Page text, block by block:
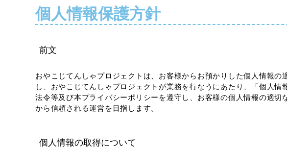
個人情報保護方針
前文
おやこじてんしゃプロジェクトは、お客様からお預かりした個人情報
し、おやこじてんしゃプロジェクトが業務を行なうにあたり、「個人
法令等及び本プライバシーポリシーを遵守し、お客様の個人情報の適切
から信頼される運営を目指します。
個人情報の取得について